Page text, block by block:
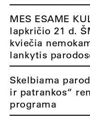
MES ESAME
lapkričio 21 d.
kviečia
lankytis
Skelbiama
ir patrankos“
programa